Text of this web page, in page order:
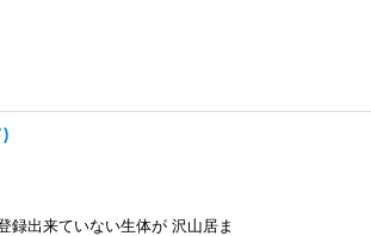
)
録出来ていない生体が 沢山居ま